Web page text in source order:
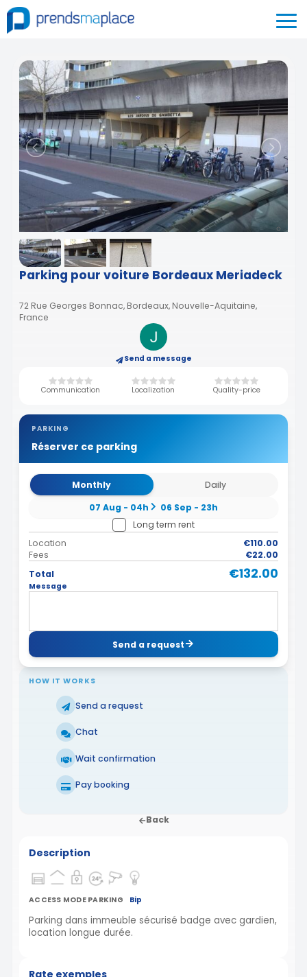
Parking pour voiture Bordeaux Meriadeck
72 Rue Georges Bonnac, Bordeaux, Nouvelle-Aquitaine,
France
Send a message
Communication Localization Quality-price
PARKING
Réserver ce parking
Monthly
Daily
07 Aug - 04h
06 Sep - 23h
Long term rent
Location
€110.00
Fees
€22.00
Total
€132.00
Message
Send a request
HOW IT WORKS
Send a request
Chat
Wait confirmation
Pay booking
Back
Description
ACCESS MODE PARKING Bip
Parking dans immeuble sécurisé badge avec gardien,
location longue durée.